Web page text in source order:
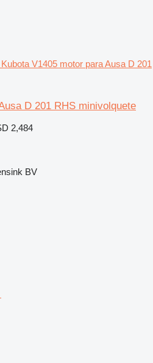
Kubota V1405 motor para Ausa D 201
D 201 RHS minivolquete
2,484
BV